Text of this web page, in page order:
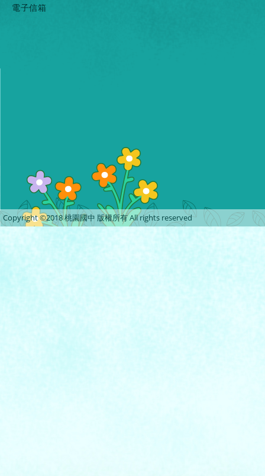
電子信箱
Copyright ©2018 桃園國中 版權所有 All rights reserved